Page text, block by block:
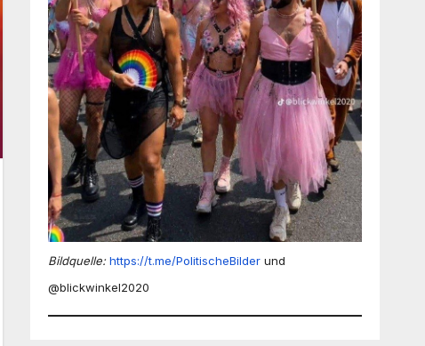
Bildquelle: https://t.me/PolitischeBilder und
@blickwinkel2020